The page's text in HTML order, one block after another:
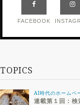
FACEBOOK
TOPICS
AI時代のホームペ
連載第１回：検